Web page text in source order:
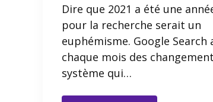
Dire que 2021 a été une
pour la recherche serait un
euphémisme. Google Search
chaque mois des
système qui…